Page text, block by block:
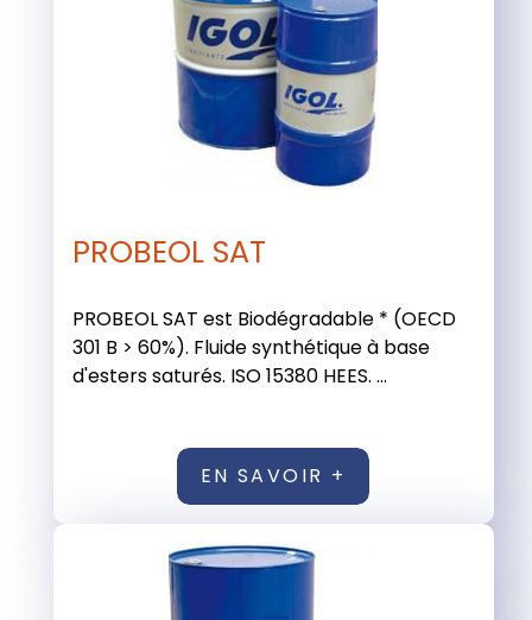
PROBEOL SAT
PROBEOL SAT est Biodégradable * (OECD
301 B > 60%). Fluide synthétique à base
d'esters saturés. ISO 15380 HEES. ...
EN SAVOIR +